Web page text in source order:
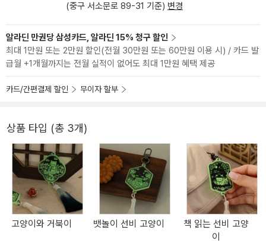
(중구 서소문로 89-31 기준) 변경
알라딘 만권당 삼성카드, 알라딘 15% 청구 할인
최대 1만원 또는 2만원 할인(전월 30만원 또는 60만원 이용 시) / 카드 발
급월 +1개월까지는 전월 실적이 없어도 최대 1만원 혜택 제공
카드/간편결제 할인 무이자 할부
상품 타입 (총 3개)
고양이와 거북이 뱃놀이 선비 고양이
책 읽는 선비 고양
이